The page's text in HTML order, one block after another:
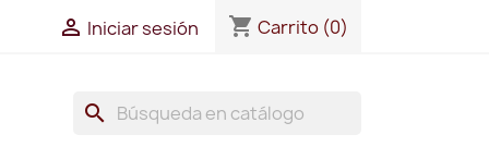
 Iniciar sesión shopping_cart Carrito (0)
search